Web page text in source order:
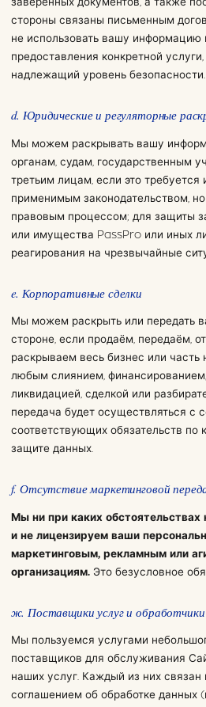
заверенных документов, а также
стороны связаны письменным
не использовать вашу информацию
предоставления конкретной
надлежащий уровень безопасности.
d. Юридические и регуляторные
Мы можем раскрывать вашу
органам, судам, государственным
третьим лицам, если это требуется
применимым законодательством,
правовым процессом; для защиты
или имущества PassPro или иных
реагирования на чрезвычайные
e. Корпоративные сделки
Мы можем раскрыть или передать
стороне, если продаём, передаём,
раскрываем весь бизнес или часть
любым слиянием,
ликвидацией, сделкой или
передача будет осуществляться с
соответствующих обязательств по
защите данных.
f. Отсутствие маркетинговой
Мы ни при каких обстоятельствах
и не лицензируем ваши
маркетинговым, рекламным или
организациям.Это безусловное
ж. Поставщики услуг и
Мы пользуемся услугами
поставщиков для обслуживания
наших услуг. Каждый из них
соглашением об обработке данных